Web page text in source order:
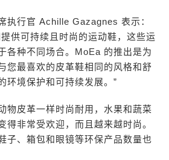
执行官 Achille Gazagnes 表示：
供可持续且时尚的运动鞋，这些运
各种不同场合。MoEa 的推出是为
您最喜欢的皮革鞋相同的风格和舒
环境保护和可持续发展。”
物皮革一样时尚耐用，水果和蔬菜
得非常受欢迎，而且越来越时尚。
子、箱包和眼镜等环保产品数量也